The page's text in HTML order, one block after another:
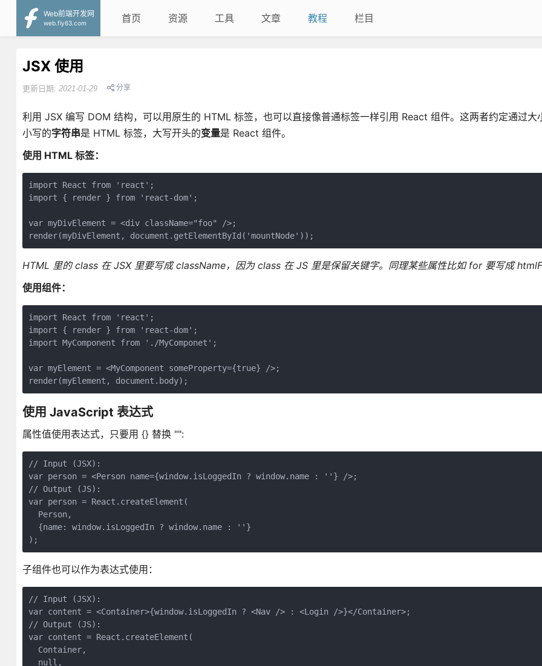
Web前端开发网
web.fly63.com
首页 资源 工具 文章 教程 栏目
JSX 使用
更新日期: 2021-01-29 分享
利用 JSX 编写 DOM 结构，可以用原生的 HTML 标签，也可以直接像普通标签一样引用 React 组件。这两者约定通过大
小写的字符串是 HTML 标签，大写开头的变量是 React 组件。
使用 HTML 标签：
import React from 'react';
import { render } from 'react-dom';
var myDivElement = <div className="foo" />;
HTML 里的 class 在 JSX 里要写成 className，因为 class 在 JS 里是保留关键字。同理某些属性比如 for 要写成
使用组件：
import React from 'react';
import { render } from 'react-dom';
import MyComponent from './MyComponet';
var myElement = <MyComponent someProperty={true} />;
使用 JavaScript 表达式
属性值使用表达式，只要用 {} 替换 "":
// Input (JSX):
var person = <Person name={window.isLoggedIn ? window.name : ''} />;
// Output (JS):
var person = React.createElement(
  Person,
  {name: window.isLoggedIn ? window.name : ''}
子组件也可以作为表达式使用：
// Input (JSX):
var content = <Container>{window.isLoggedIn ? <Nav /> : <Login />}</Container>;
// Output (JS):
var content = React.createElement(
  Container,
  null,